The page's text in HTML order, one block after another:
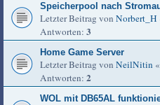
Speicherpool nach
Letzter Beitrag von Norbert_H
Antworten: 3
Home Game Server
Letzter Beitrag von NeilNitin «
Antworten: 2
WOL mit DB65AL